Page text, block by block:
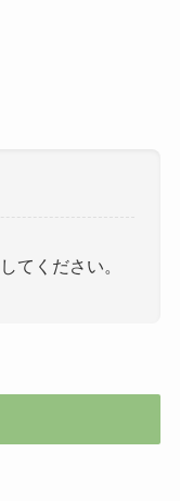
してください。